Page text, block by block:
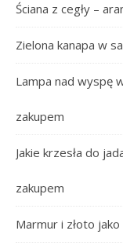
Ściana z cegły –
Zielona kanapa w
Lampa nad wyspę
zakupem
Jakie krzesła do
zakupem
Marmur i złoto